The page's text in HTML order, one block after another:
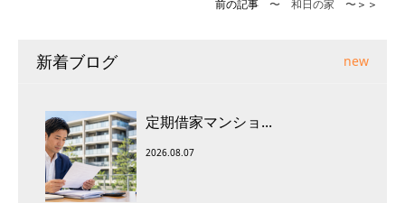
前の記事 〜 和日の家 〜＞＞
新着ブログ new
定期借家マンショ...
2026.08.07